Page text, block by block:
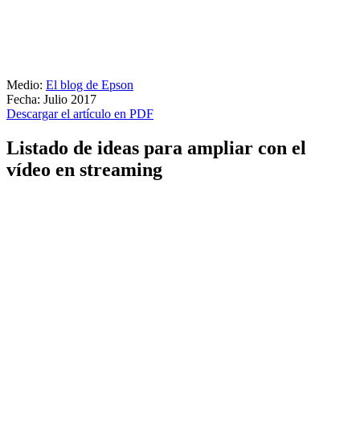
Medio: El blog de Epson
Fecha: Julio 2017
Descargar el artículo en PDF
Listado de ideas para ampliar con el
vídeo en streaming